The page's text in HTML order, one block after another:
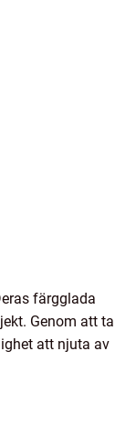
färgglada
Genom att ta
att njuta av